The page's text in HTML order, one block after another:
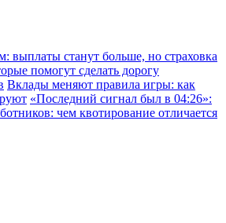
станут больше, но страховка
помогут сделать дорогу
Вклады меняют правила игры: как
«Последний сигнал был в 04:26»:
чем квотирование отличается